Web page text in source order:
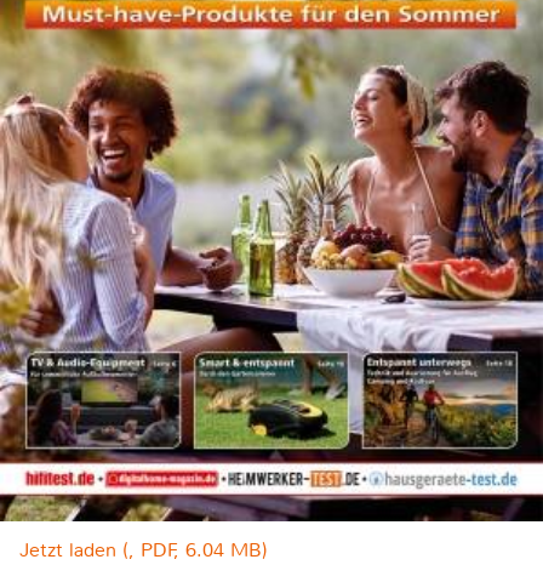
Jetzt laden (, PDF, 6.04 MB)